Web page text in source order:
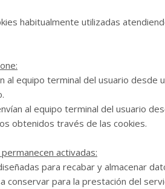
habitualmente utilizadas
al equipo terminal del usuario
al equipo terminal del usuario
obtenidos través de las cookies.
activadas:
para recabar y almacenar
conservar para la prestación del